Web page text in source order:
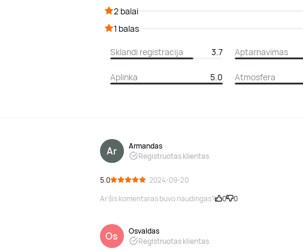
2 balai
1 balas
Sklandi registracija 3.7 Aptarnavimas
Aplinka 5.0 Atmosfera
Ar
Armandas
Registruotas klientas
5.0
· 2024-09-20
Ar šis komentaras buvo naudingas?
0 0
Os
Osvaldas
Registruotas klientas